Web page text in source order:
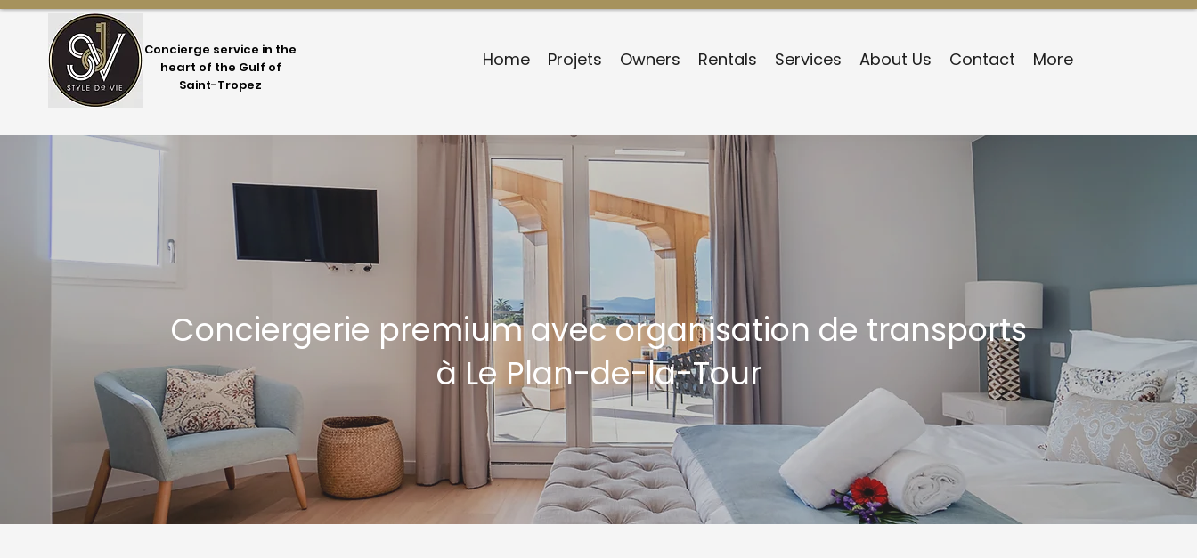
Concierge service in the
heart of the Gulf of
Saint-Tropez
Home Projets Owners Rentals Services About Us Contact More
Conciergerie premium avec organisation de transports
à Le Plan-de-la-Tour